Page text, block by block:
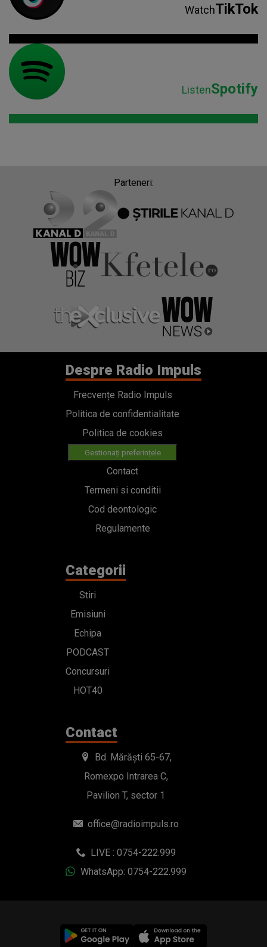
WatchTikTok
ListenSpotify
Parteneri:
Despre Radio Impuls
Frecvențe Radio Impuls
Politica de confidentialitate
Politica de cookies
Gestionați preferințele
Contact
Termeni si conditii
Cod deontologic
Regulamente
Categorii
Stiri
Emisiuni
Echipa
PODCAST
Concursuri
HOT40
Contact
Bd. Mărăști 65-67,
Romexpo Intrarea C,
Pavilion T, sector 1
office@radioimpuls.ro
LIVE : 0754-222.999
WhatsApp: 0754-222.999